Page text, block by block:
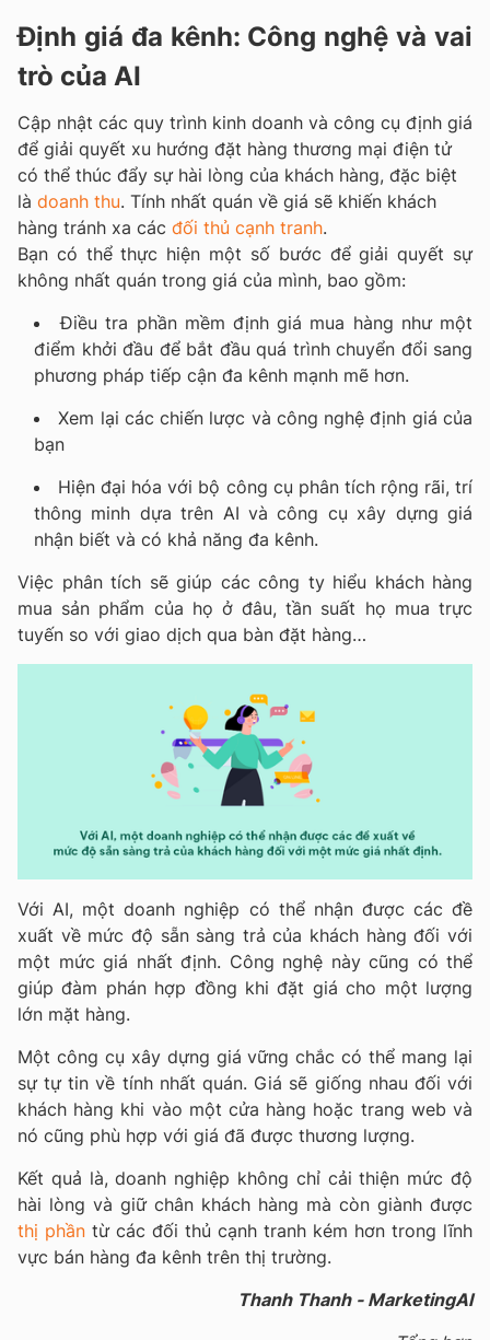
Định giá đa kênh: Công nghệ và vai
trò của AI
Cập nhật các quy trình kinh doanh và công cụ định giá
để giải quyết xu hướng đặt hàng thương mại điện tử
có thể thúc đẩy sự hài lòng của khách hàng, đặc biệt
là doanh thu. Tính nhất quán về giá sẽ khiến khách
hàng tránh xa các đối thủ cạnh tranh.
Bạn có thể thực hiện một số bước để giải quyết sự
không nhất quán trong giá của mình, bao gồm:
Điều tra phần mềm định giá mua hàng như một
điểm khởi đầu để bắt đầu quá trình chuyển đổi sang
phương pháp tiếp cận đa kênh mạnh mẽ hơn.
Xem lại các chiến lược và công nghệ định giá của
bạn
Hiện đại hóa với bộ công cụ phân tích rộng rãi, trí
thông minh dựa trên AI và công cụ xây dựng giá
nhận biết và có khả năng đa kênh.
Việc phân tích sẽ giúp các công ty hiểu khách hàng
mua sản phẩm của họ ở đâu, tần suất họ mua trực
tuyến so với giao dịch qua bàn đặt hàng…
Với AI, một doanh nghiệp có thể nhận được các đề
xuất về mức độ sẵn sàng trả của khách hàng đối với
một mức giá nhất định. Công nghệ này cũng có thể
giúp đàm phán hợp đồng khi đặt giá cho một lượng
lớn mặt hàng.
Một công cụ xây dựng giá vững chắc có thể mang lại
sự tự tin về tính nhất quán. Giá sẽ giống nhau đối với
khách hàng khi vào một cửa hàng hoặc trang web và
nó cũng phù hợp với giá đã được thương lượng.
Kết quả là, doanh nghiệp không chỉ cải thiện mức độ
hài lòng và giữ chân khách hàng mà còn giành được
thị phần từ các đối thủ cạnh tranh kém hơn trong lĩnh
vực bán hàng đa kênh trên thị trường.
Thanh Thanh - MarketingAI